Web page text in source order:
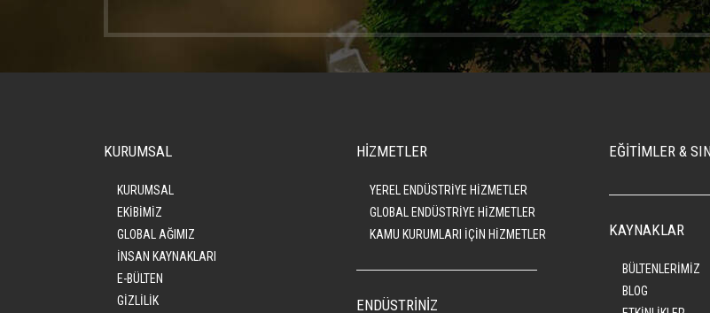
KURUMSAL
KURUMSAL
EKİBİMİZ
GLOBAL AĞIMIZ
İNSAN KAYNAKLARI
E-BÜLTEN
GİZLİLİK
HİZMETLER
YEREL ENDÜSTRİYE HİZMETLER
GLOBAL ENDÜSTRİYE HİZMETLER
KAMU KURUMLARI İÇİN HİZMETLER
ENDÜSTRİNİZ
EĞİTİMLER &
KAYNAKLAR
BÜLTENLERİMİZ
BLOG